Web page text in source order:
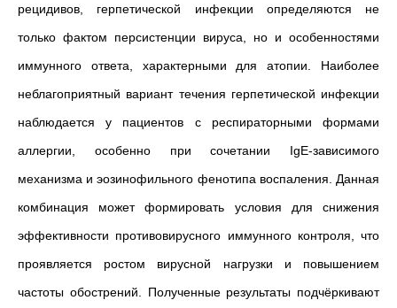
рецидивов, герпетической инфекции определяются не
только фактом персистенции вируса, но и особенностями
иммунного ответа, характерными для атопии. Наиболее
неблагоприятный вариант течения герпетической инфекции
наблюдается у пациентов с респираторными формами
аллергии, особенно при сочетании IgE-зависимого
механизма и эозинофильного фенотипа воспаления. Данная
комбинация может формировать условия для снижения
эффективности противовирусного иммунного контроля, что
проявляется ростом вирусной нагрузки и повышением
частоты обострений. Полученные результаты подчёркивают